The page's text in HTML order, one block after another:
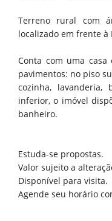
Terreno rural com
localizado em frente à
Conta com uma
pavimentos: no piso
cozinha,
inferior, o imóvel
banheiro.
Estuda-se propostas.
Valor sujeito a
Disponível para visita.
Agende seu horário